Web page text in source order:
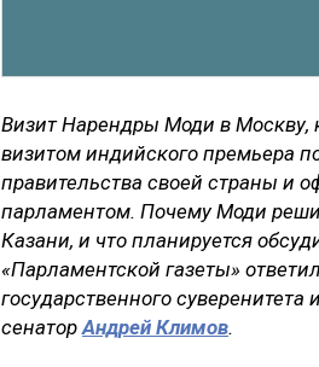
Визит Нарендры Моди в Москву,
визитом индийского премьера
правительства своей страны и
парламентом. Почему Моди
Казани, и что планируется
«Парламентской газеты»
государственного
сенаторАндрей Климов.